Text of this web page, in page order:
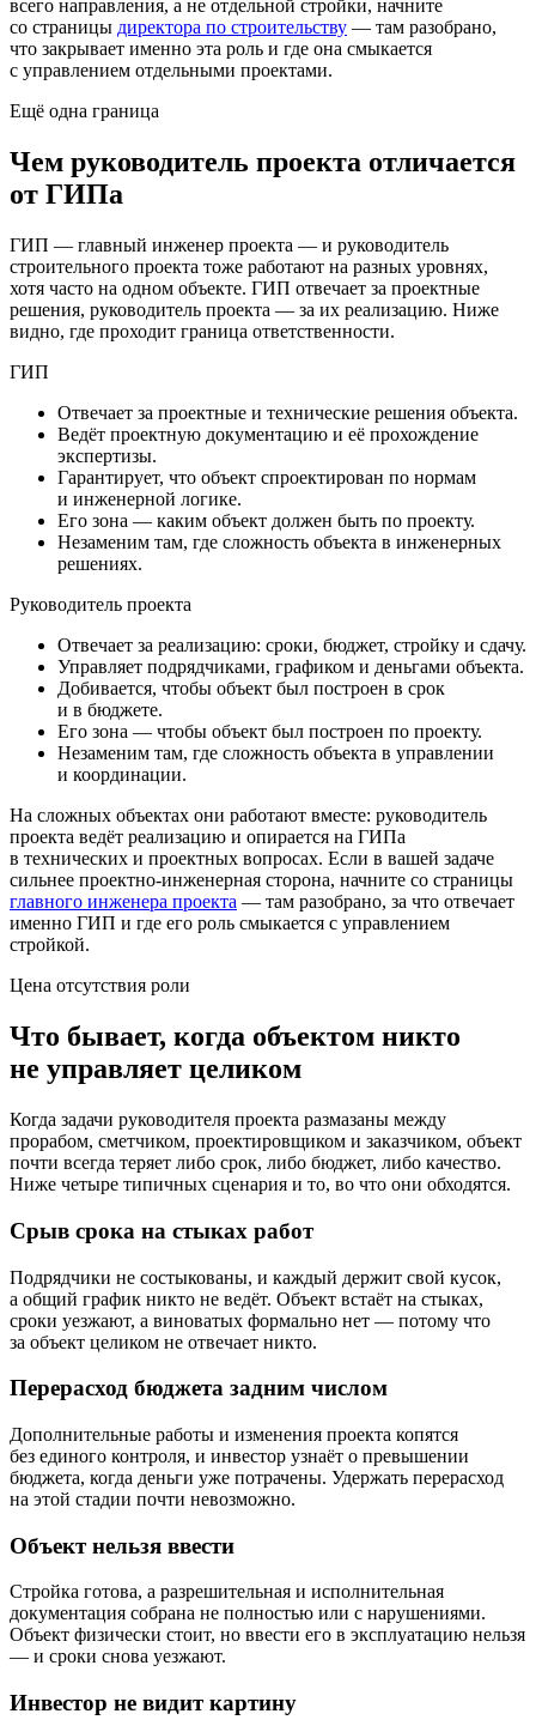
всего направления, а не отдельной стройки, начните
со страницы директора по строительству — там разобрано,
что закрывает именно эта роль и где она смыкается
с управлением отдельными проектами.
Ещё одна граница
Чем руководитель проекта отличается
от ГИПа
ГИП — главный инженер проекта — и руководитель
строительного проекта тоже работают на разных уровнях,
хотя часто на одном объекте. ГИП отвечает за проектные
решения, руководитель проекта — за их реализацию. Ниже
видно, где проходит граница ответственности.
ГИП
Отвечает за проектные и технические решения объекта.
Ведёт проектную документацию и её прохождение
экспертизы.
Гарантирует, что объект спроектирован по нормам
и инженерной логике.
Его зона — каким объект должен быть по проекту.
Незаменим там, где сложность объекта в инженерных
решениях.
Руководитель проекта
Отвечает за реализацию: сроки, бюджет, стройку и сдачу.
Управляет подрядчиками, графиком и деньгами объекта.
Добивается, чтобы объект был построен в срок
и в бюджете.
Его зона — чтобы объект был построен по проекту.
Незаменим там, где сложность объекта в управлении
и координации.
На сложных объектах они работают вместе: руководитель
проекта ведёт реализацию и опирается на ГИПа
в технических и проектных вопросах. Если в вашей задаче
сильнее проектно-инженерная сторона, начните со страницы
главного инженера проекта — там разобрано, за что отвечает
именно ГИП и где его роль смыкается с управлением
стройкой.
Цена отсутствия роли
Что бывает, когда объектом никто
не управляет целиком
Когда задачи руководителя проекта размазаны между
прорабом, сметчиком, проектировщиком и заказчиком, объект
почти всегда теряет либо срок, либо бюджет, либо качество.
Ниже четыре типичных сценария и то, во что они обходятся.
Срыв срока на стыках работ
Подрядчики не состыкованы, и каждый держит свой кусок,
а общий график никто не ведёт. Объект встаёт на стыках,
сроки уезжают, а виноватых формально нет — потому что
за объект целиком не отвечает никто.
Перерасход бюджета задним числом
Дополнительные работы и изменения проекта копятся
без единого контроля, и инвестор узнаёт о превышении
бюджета, когда деньги уже потрачены. Удержать перерасход
на этой стадии почти невозможно.
Объект нельзя ввести
Стройка готова, а разрешительная и исполнительная
документация собрана не полностью или с нарушениями.
Объект физически стоит, но ввести его в эксплуатацию нельзя
— и сроки снова уезжают.
Инвестор не видит картину